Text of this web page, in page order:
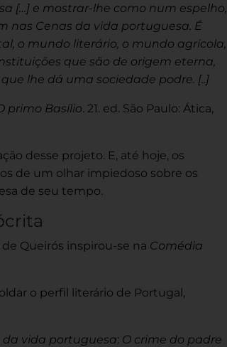
[…] e mostrar-lhe como num espelho,
nas Cenas da vida portuguesa. É
o mundo literário, o mundo agrícola,
que são de origem eterna,
lhe dá uma sociedade podre. [..]
primo Basílio. 21. ed. São Paulo: Ática,
desse projeto. E, até hoje, os
de um olhar impiedoso sobre os
de seu tempo.
Queirós inspirou-se na Comédia
o perfil literário de Portugal,
da vida portuguesa: O crime do padre